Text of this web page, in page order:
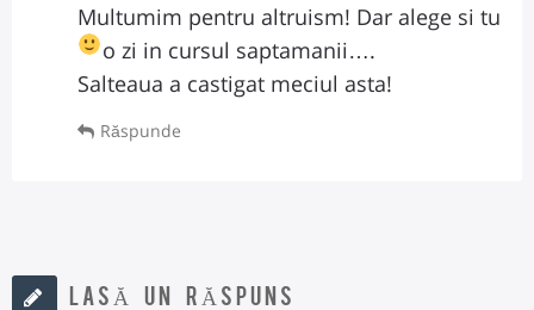
Multumim pentru altruism! Dar alege si tu
o zi in cursul saptamanii….
Salteaua a castigat meciul asta!
Răspunde
LASĂ UN RĂSPUNS